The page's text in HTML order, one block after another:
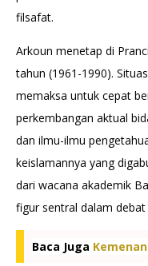
filsafat.
Arkoun menetap di
tahun (1961-1990).
memaksa untuk cepat
perkembangan aktual
dan ilmu-ilmu
keislamannya yang
dari wacana akademik
figur sentral dalam
Baca Juga